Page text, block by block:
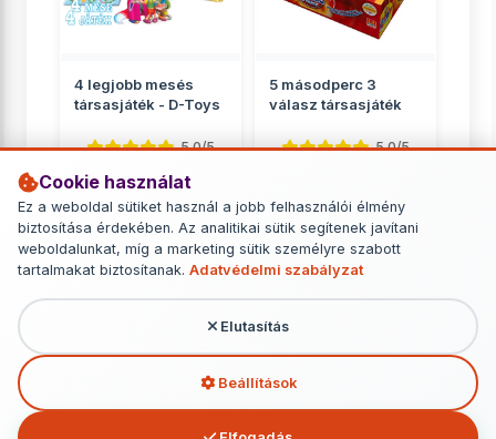
Cookie használat
Ez a weboldal sütiket használ a jobb felhasználói élmény
biztosítása érdekében. Az analitikai sütik segítenek javítani
weboldalunkat, míg a marketing sütik személyre szabott
tartalmakat biztosítanak. Adatvédelmi szabályzat
Elutasítás
Beállítások
4 legjobb mesés
társasjáték - D-Toys
5.0/5
Családnak
2 799 Ft
RÉSZLETEK
5 másodperc 3
válasz társasjáték
5.0/5
6 749 Ft
RÉSZLETEK
További termékek - Családnak